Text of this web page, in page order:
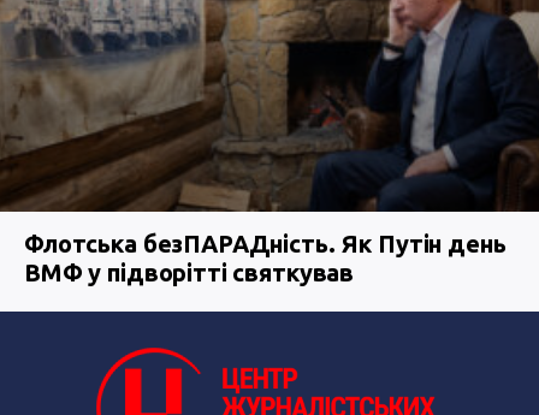
Флотська безПАРАДність. Як Путін день
ВМФ у підворітті святкував